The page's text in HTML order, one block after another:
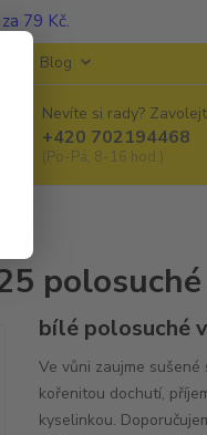
79 Kč.
Blog
Nevíte si rady?
+420 702194468
(Po-Pá, 8-16 hod.)
polosuché
bílé polosuché
Ve vůni zaujme
kořenitou dochutí,
kyselinkou.